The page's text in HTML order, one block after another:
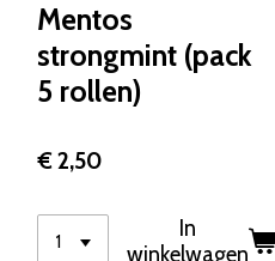
Mentos
strongmint (pack
5 rollen)
€ 2,50
In
winkelwagen